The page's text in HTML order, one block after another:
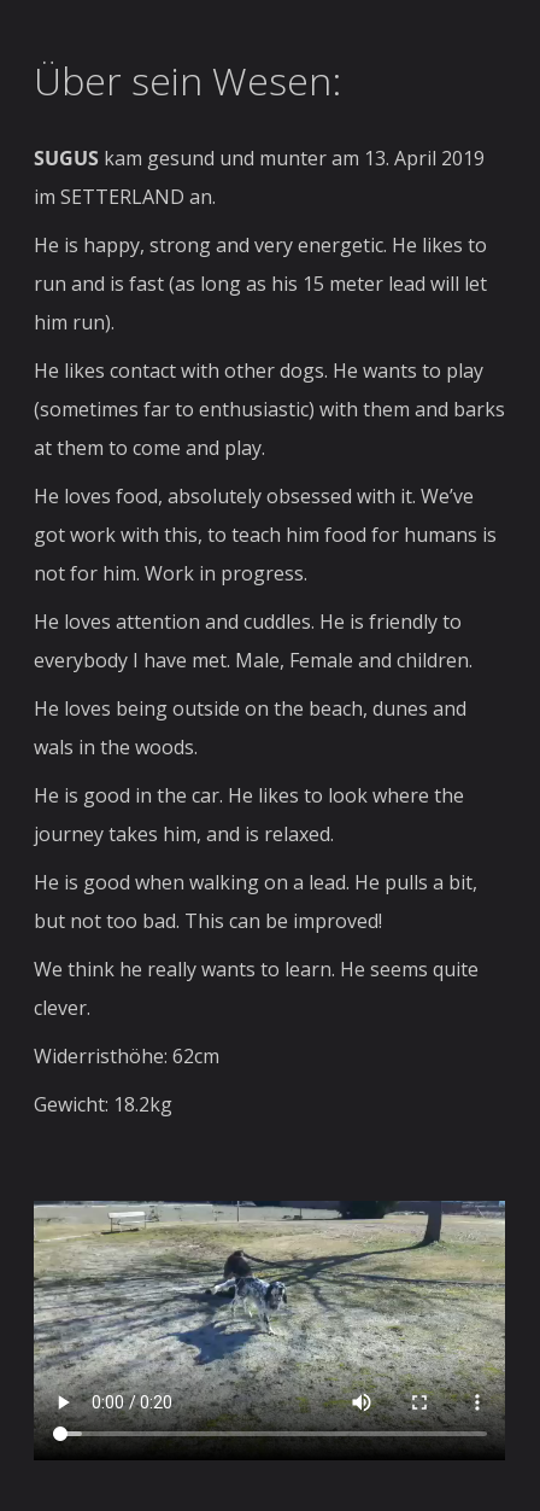
Über sein Wesen:
SUGUS kam gesund und munter am 13. April 2019
im SETTERLAND an.
He is happy, strong and very energetic. He likes to
run and is fast (as long as his 15 meter lead will let
him run).
He likes contact with other dogs. He wants to play
(sometimes far to enthusiastic) with them and barks
at them to come and play.
He loves food, absolutely obsessed with it. We’ve
got work with this, to teach him food for humans is
not for him. Work in progress.
He loves attention and cuddles. He is friendly to
everybody I have met. Male, Female and children.
He loves being outside on the beach, dunes and
wals in the woods.
He is good in the car. He likes to look where the
journey takes him, and is relaxed.
He is good when walking on a lead. He pulls a bit,
but not too bad. This can be improved!
We think he really wants to learn. He seems quite
clever.
Widerristhöhe: 62cm
Gewicht: 18.2kg